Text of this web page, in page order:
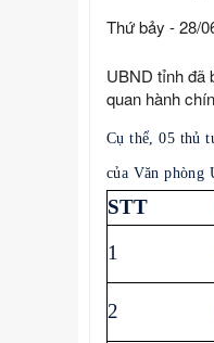
Thứ bảy - 28/
UBND tỉnh đã
quan hành
Cụ thể, 05 thủ
của Văn phòng
STT
1
2